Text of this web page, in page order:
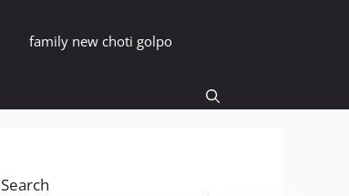
family new choti golpo
Search